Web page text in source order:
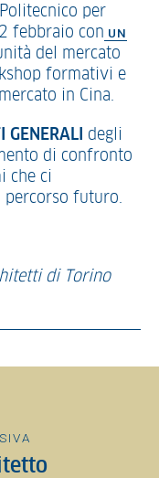
per
febbraio con UN
del mercato
formativi e
in Cina.
GENERALI
degli
di confronto
che ci
percorso futuro.
di Torino